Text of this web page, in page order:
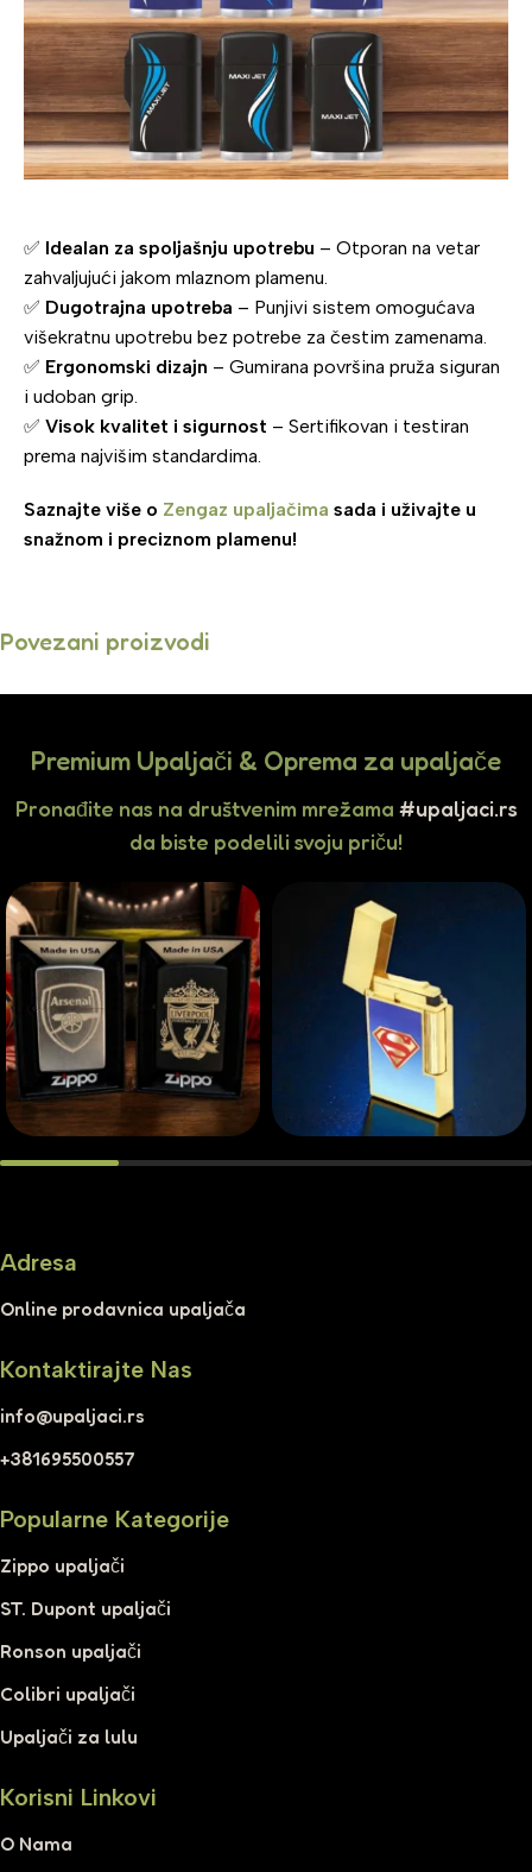
✅ Idealan za spoljašnju upotrebu – Otporan na vetar
zahvaljujući jakom mlaznom plamenu.
✅ Dugotrajna upotreba – Punjivi sistem omogućava
višekratnu upotrebu bez potrebe za čestim zamenama.
✅ Ergonomski dizajn – Gumirana površina pruža siguran
i udoban grip.
✅ Visok kvalitet i sigurnost – Sertifikovan i testiran
prema najvišim standardima.
Saznajte više o Zengaz upaljačima sada i uživajte u
snažnom i preciznom plamenu!
Povezani proizvodi
Premium Upaljači & Oprema za upaljače
Pronađite nas na društvenim mrežama #upaljaci.rs
da biste podelili svoju priču!
Adresa
Online prodavnica upaljača
Kontaktirajte Nas
info@upaljaci.rs
+381695500557
Popularne Kategorije
Zippo upaljači
ST. Dupont upaljači
Ronson upaljači
Colibri upaljači
Upaljači za lulu
Korisni Linkovi
O Nama